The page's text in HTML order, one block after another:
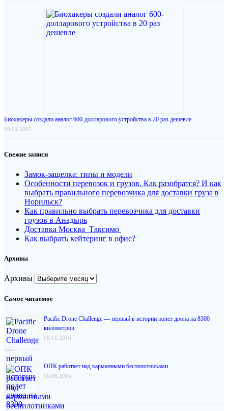
Биохакеры создали аналог 600-долларового устройства в 20 раз дешевле
10.01.2017
Свежие записи
Замок-защелка: типы и модели
Особенности перевозок и грузов. Как разобратся? И как
выбрать правильного перевозчика для доставки груза в
Норильск?
Как правильно выбрать перевозчика для доставки
грузов в Анадырь
Доставка Москва Таксимо
Как выбрать кейтеринг в офис?
Архивы
Архивы
Самое читаемое
Pacific Drone Challenge — первый в истории полет дрона на 8300
километров
08.11.2016
ОПК работает над карманными беспилотниками
06.06.2015